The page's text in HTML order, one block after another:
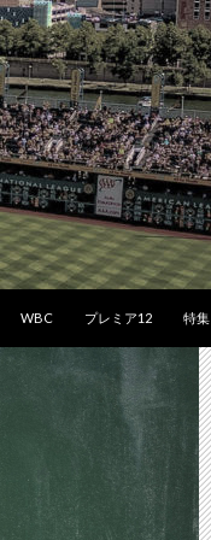
WBC プレミア12 特集